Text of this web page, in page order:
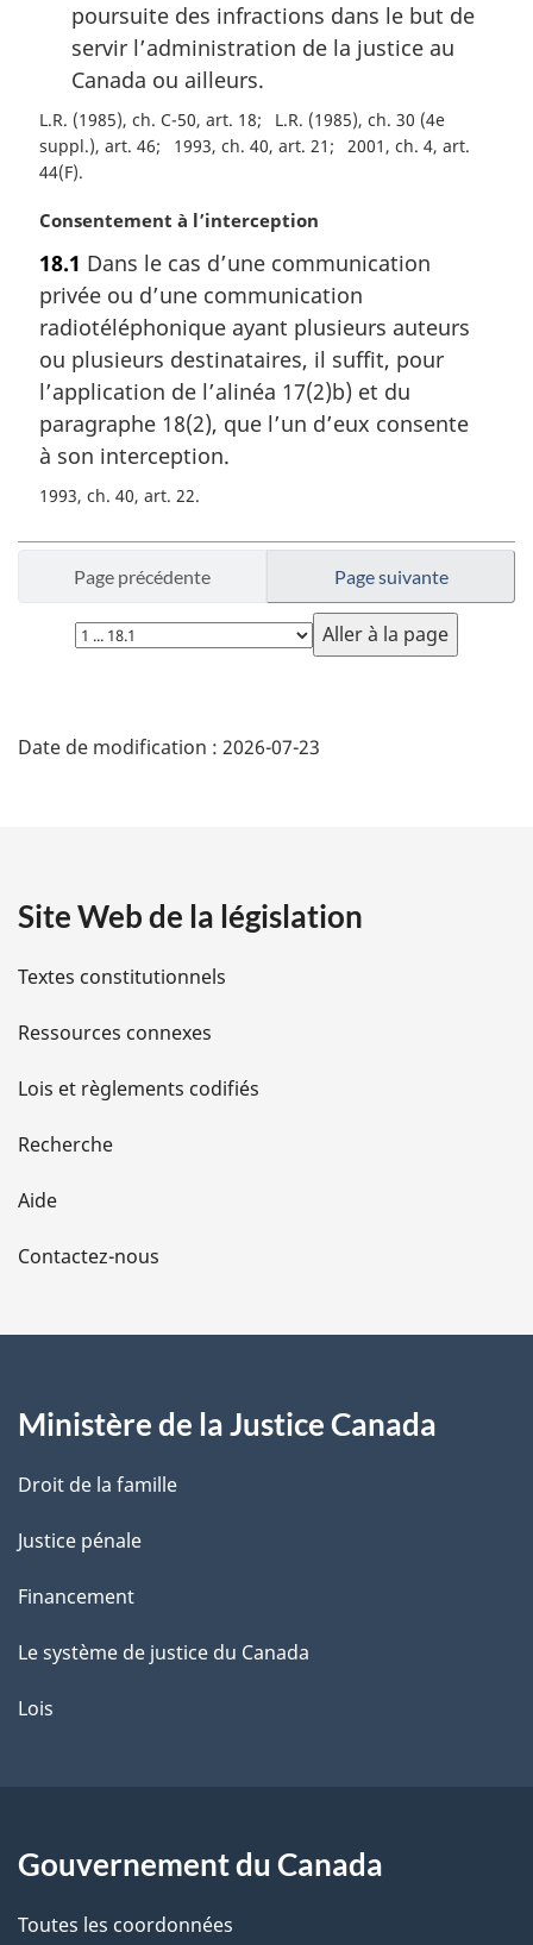
poursuite des infractions dans le but de
servir l’administration de la justice au
Canada ou ailleurs.
L.R. (1985), ch. C-50, art. 18
L.R. (1985), ch. 30 (4e
suppl.), art. 46
1993, ch. 40, art. 21
2001, ch. 4, art.
44(F)
N
t
e
m
a
g
i
n
l
Consentement à l’interception
18.1 Dans le cas d’une communication
privée ou d’une communication
radiotéléphonique ayant plusieurs auteurs
ou plusieurs destinataires, il suffit, pour
l’application de l’alinéa 17(2)b) et du
paragraphe 18(2), que l’un d’eux consente
à son interception.
1993, ch. 40, art. 22
Page précédente Page suivante
Choisissez
la
é
i
l
s
d
e
l
a
e
Date de modification : 2026-07-23
Site Web de la législation
Textes constitutionnels
Ressources connexes
Lois et règlements codifiés
Recherche
Aide
Contactez-nous
Ministère de la Justice Canada
Droit de la famille
Justice pénale
Financement
Le système de justice du Canada
Lois
Gouvernement du Canada
Toutes les coordonnées